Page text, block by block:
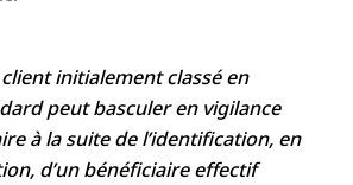
initialement classé en
peut basculer en vigilance
à la suite de l’identification, en
d’un bénéficiaire effectif